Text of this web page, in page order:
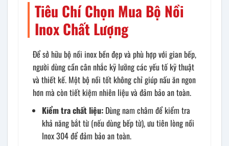
Tiêu Chí Chọn Mua Bộ Nồi
Inox Chất Lượng
Để sở hữu bộ nồi inox bền đẹp và phù hợp với gian bếp,
người dùng cần cân nhắc kỹ lưỡng các yếu tố kỹ thuật
và thiết kế. Một bộ nồi tốt không chỉ giúp nấu ăn ngon
hơn mà còn tiết kiệm nhiên liệu và đảm bảo an toàn.
Kiểm tra chất liệu: Dùng nam châm để kiểm tra
khả năng bắt từ (nếu dùng bếp từ), ưu tiên lòng nồi
Inox 304 để đảm bảo an toàn.